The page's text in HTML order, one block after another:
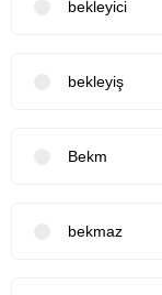
bekleyici
bekleyiş
Bekm
bekmaz